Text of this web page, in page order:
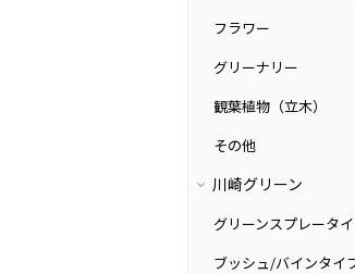
フラワー
グリーナリー
観葉植物（立木）
その他
川崎グリーン
グリーンスプレータ
ブッシュ/バインタイ